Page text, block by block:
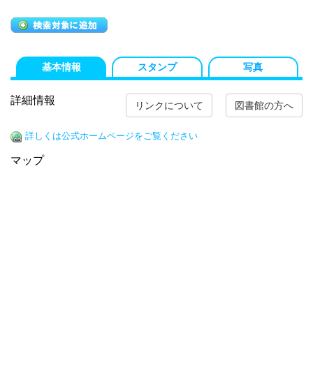
基本情報 スタンプ 写真
リンクについて 図書館の方へ
詳細情報
詳しくは公式ホームページをご覧ください
マップ